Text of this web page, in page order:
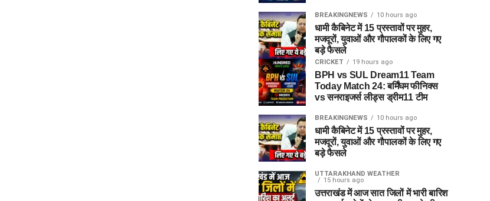
BREAKINGNEWS 10 hours ago
धामी कैबिनेट में 15 प्रस्तावों पर मुहर,
मजदूरों, युवाओं और गौपालकों के लिए गए
बड़े फैसले
CRICKET 19 hours ago
BPH vs SUL Dream11 Team
Today Match 24: बर्मिंघम फीनिक्स
vs सनराइजर्स लीड्स ड्रीम11 टीम
BREAKINGNEWS 10 hours ago
धामी कैबिनेट में 15 प्रस्तावों पर मुहर,
मजदूरों, युवाओं और गौपालकों के लिए गए
बड़े फैसले
UTTARAKHAND WEATHER
15 hours ago
उत्तराखंड में आज सात जिलों में भारी बारिश